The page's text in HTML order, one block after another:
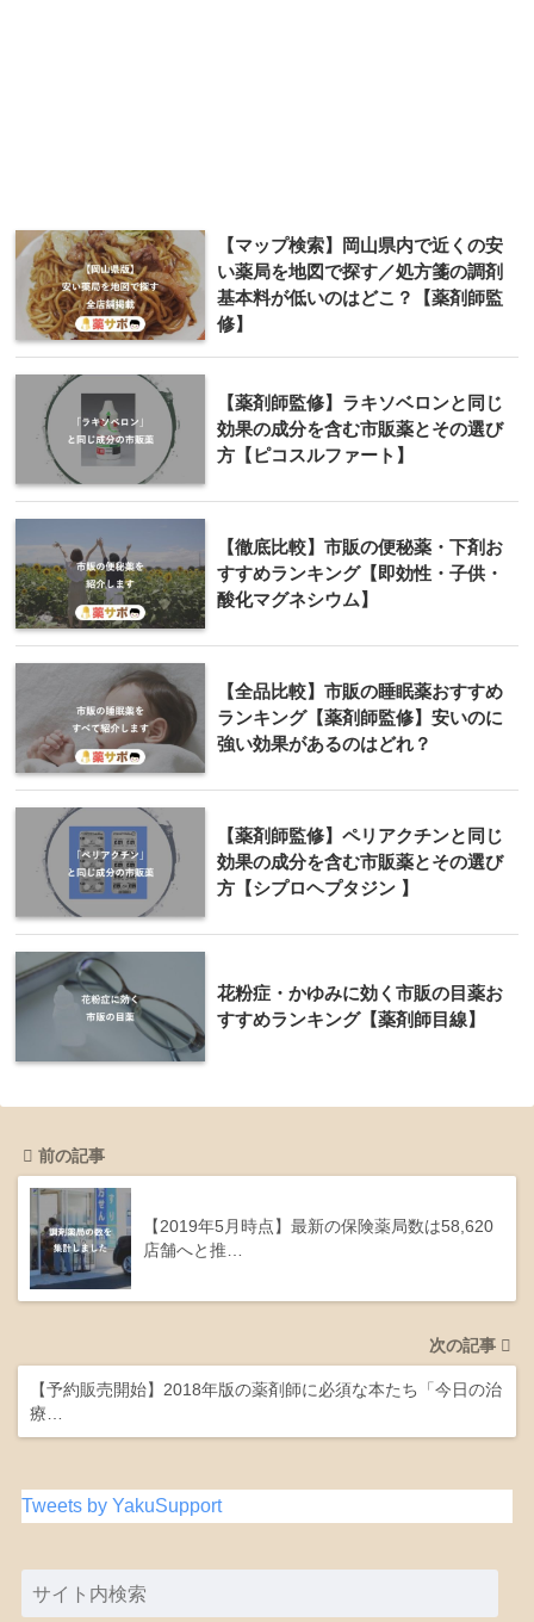
【マップ検索】岡山県内で近くの安
い薬局を地図で探す／処方箋の調剤
基本料が低いのはどこ？【薬剤師監
修】
【薬剤師監修】ラキソベロンと同じ
効果の成分を含む市販薬とその選び
方【ピコスルファート】
【徹底比較】市販の便秘薬・下剤お
すすめランキング【即効性・子供・
酸化マグネシウム】
【全品比較】市販の睡眠薬おすすめ
ランキング【薬剤師監修】安いのに
強い効果があるのはどれ？
【薬剤師監修】ペリアクチンと同じ
効果の成分を含む市販薬とその選び
方【シプロヘプタジン 】
花粉症・かゆみに効く市販の目薬お
すすめランキング【薬剤師目線】
前の記事
【2019年5月時点】最新の保険薬局数は58,620
店舗へと推…
次の記事
【予約販売開始】2018年版の薬剤師に必須な本たち「今日の治
療…
Tweets by YakuSupport